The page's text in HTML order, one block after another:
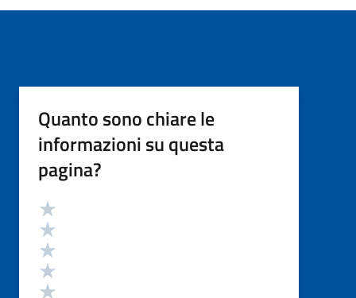
Quanto sono chiare le
informazioni su questa
pagina?
Valutazione